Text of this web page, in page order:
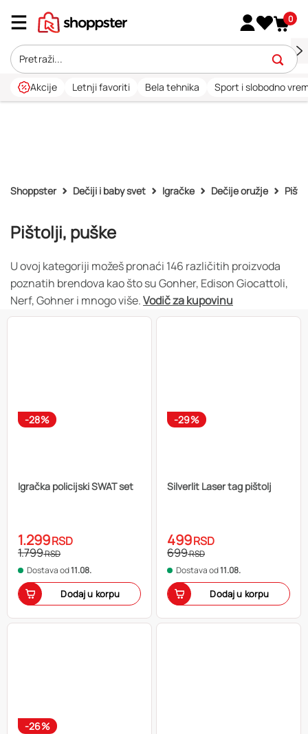
0
Akcije Letnji favoriti Bela tehnika Sport i slobodno
Shoppster Dečiji i baby svet Igračke Dečije oružje
Pištolji, puške
U ovoj kategoriji možeš pronaći 146 različitih proizvoda
poznatih brendova kao što su Gonher, Edison Giocattoli,
Nerf, Gohner i mnogo više.Vodič za kupovinu
-28%
Igračka policijski SWAT set
1.299RSD
1.799RSD
Dostava od11.08.
Dodaj u korpu
-29%
Silverlit Laser tag pištolj
499RSD
699RSD
Dostava od11.08.
Dodaj u korpu
-26%